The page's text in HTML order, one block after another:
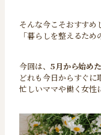
そんな今こそおすすめ
「暮らしを整えるた
今回は、 5月から始め
どれも今日からすぐに
忙しいママや働く女性